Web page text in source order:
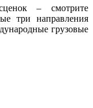
– смотрите
три направления
грузовые